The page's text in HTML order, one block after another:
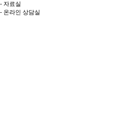
- 자료실
- 온라인 상담실